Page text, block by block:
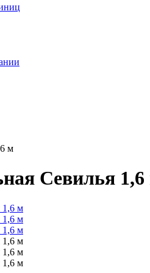
м
Севилья